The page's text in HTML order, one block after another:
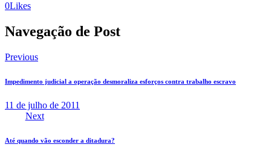
0Likes
Navegação de Post
Previous
Impedimento judicial a operação desmoraliza esforços contra trabalho escravo
11 de julho de 2011
Next
Até quando vão esconder a ditadura?